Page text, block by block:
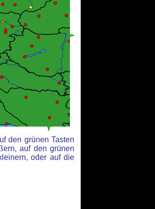
den grünen Tasten
auf den grünen
oder auf die